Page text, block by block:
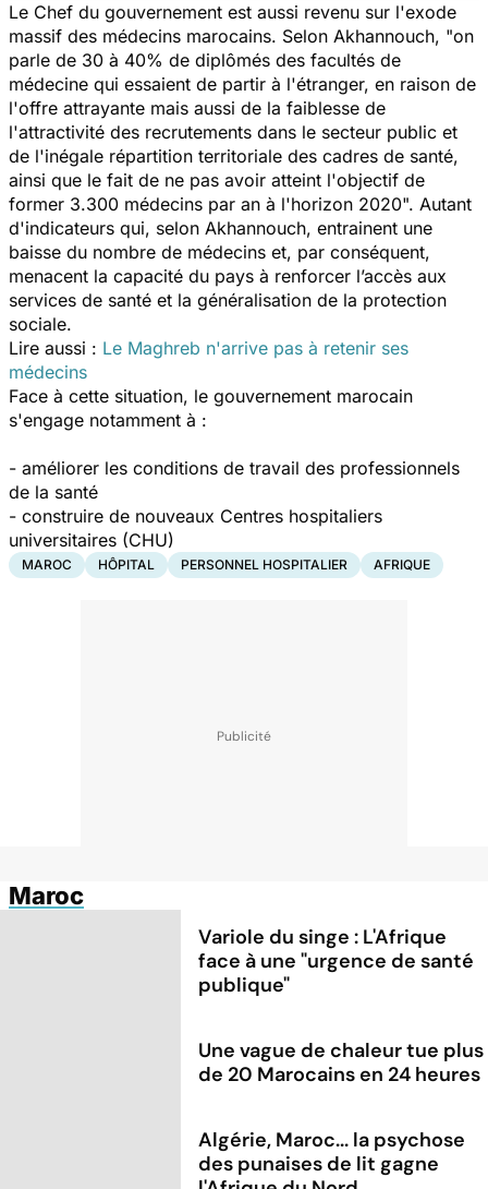
Le Chef du gouvernement est aussi revenu sur l'exode
massif des médecins marocains. Selon Akhannouch, "on
parle de 30 à 40% de diplômés des facultés de
médecine qui essaient de partir à l'étranger, en raison de
l'offre attrayante mais aussi de la faiblesse de
l'attractivité des recrutements dans le secteur public et
de l'inégale répartition territoriale des cadres de santé,
ainsi que le fait de ne pas avoir atteint l'objectif de
former 3.300 médecins par an à l'horizon 2020". Autant
d'indicateurs qui, selon Akhannouch, entrainent une
baisse du nombre de médecins et, par conséquent,
menacent la capacité du pays à renforcer l’accès aux
services de santé et la généralisation de la protection
sociale.
Lire aussi : Le Maghreb n'arrive pas à retenir ses
médecins
Face à cette situation, le gouvernement marocain
s'engage notamment à :
- améliorer les conditions de travail des professionnels
de la santé
- construire de nouveaux Centres hospitaliers
universitaires (CHU)
MAROC HÔPITAL PERSONNEL HOSPITALIER AFRIQUE
Maroc
Variole du singe : L'Afrique
face à une "urgence de santé
publique"
Une vague de chaleur tue plus
de 20 Marocains en 24 heures
Algérie, Maroc... la psychose
des punaises de lit gagne